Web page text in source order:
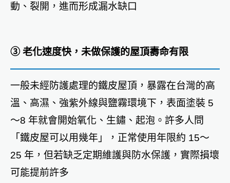
動、裂開，進而形成漏水缺口
③ 老化速度快，未做保護的屋頂壽命有限
一般未經防護處理的鐵皮屋頂，暴露在台灣的高
溫、高濕、強紫外線與鹽霧環境下，表面塗裝 5
～8 年就會開始氧化、生鏽、起泡。許多人問
「鐵皮屋可以用幾年」，正常使用年限約 15～
25 年，但若缺乏定期維護與防水保護，實際損壞
可能提前許多